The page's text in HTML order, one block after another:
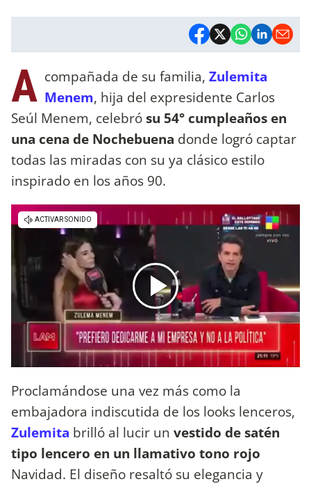
A compañada de su familia, Zulemita
Menem, hija del expresidente Carlos
Seúl Menem, celebrósu 54° cumpleaños en
una cena de Nochebuena donde logró captar
todas las miradas con su ya clásico estilo
inspirado en los años 90.
Proclamándose una vez más como la
embajadora indiscutida de los looks lenceros,
Zulemita brilló al lucir un vestido de satén
tipo lencero en un llamativo tono rojo
Navidad. El diseño resaltó su elegancia y